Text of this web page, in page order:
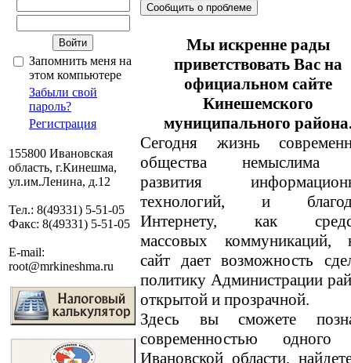
Запомнить меня на
этом компьютере
Забыли свой
пароль?
Регистрация
155800 Ивановская
область, г.Кинешма,
ул.им.Ленина, д.12
Тел.: 8(49331) 5-51-05
Факс: 8(49331) 5-51-05
E-mail:
root@mrkineshma.ru
Сообщить о проблеме
Мы искренне рады
приветствовать Вас на
официальном сайте
Кинешемского
муниципального
Сегодня жизнь
общества немыслима
развития
технологий, и
Интернету, как
массовых коммуникаций,
сайт дает возможность
политику Администрации
открытой и прозрачной.
Здесь вы сможете
современностью
Ивановской области,